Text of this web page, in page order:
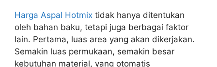
Harga Aspal Hotmix tidak hanya ditentukan
oleh bahan baku, tetapi juga berbagai faktor
lain. Pertama, luas area yang akan dikerjakan.
Semakin luas permukaan, semakin besar
kebutuhan material, yang otomatis